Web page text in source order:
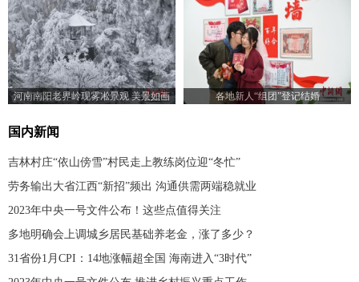
河南南阳老界岭现雾凇景观 美景如画 各地新人“组团”登记结婚
国内新闻
吉林村庄“依山傍雪”村民走上教练岗位迎“冬忙”
劳务输出大省江西“新招”频出 沟通供需两端稳就业
2023年中央一号文件公布！这些点值得关注
多地明确会上调城乡居民基础养老金，涨了多少？
31省份1月CPI：14地涨幅超全国 海南进入“3时代”